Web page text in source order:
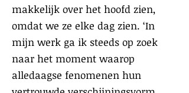
makkelijk over het hoofd zien,
omdat we ze elke dag zien. ‘In
mijn werk ga ik steeds op zoek
naar het moment waarop
alledaagse fenomenen hun